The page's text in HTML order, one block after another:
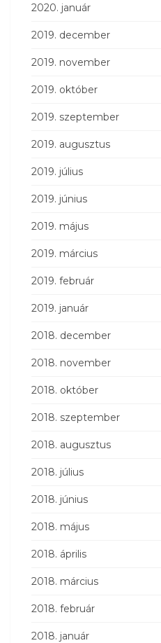
2020. január
2019. december
2019. november
2019. október
2019. szeptember
2019. augusztus
2019. július
2019. június
2019. május
2019. március
2019. február
2019. január
2018. december
2018. november
2018. október
2018. szeptember
2018. augusztus
2018. július
2018. június
2018. május
2018. április
2018. március
2018. február
2018. január